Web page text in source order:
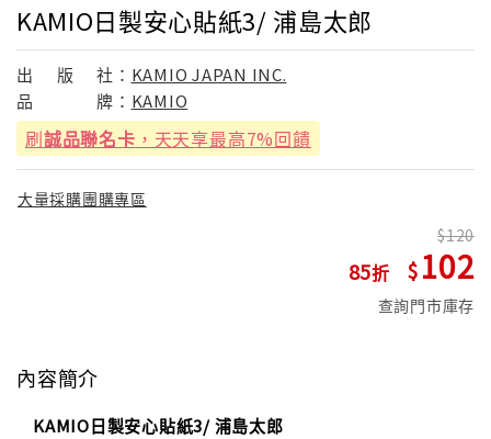
KAMIO日製安心貼紙3/ 浦島太郎
出 版 社： KAMIO JAPAN INC.
品
牌： KAMIO
刷誠品聯名卡 ，天天享最高7%回饋
大量採購團購專區
85
120
102
查詢門市庫存
內容簡介
KAMIO日製安心貼紙3/ 浦島太郎